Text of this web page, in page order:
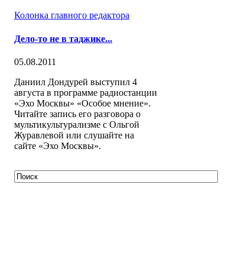
Колонка главного редактора
Дело-то не в таджике...
05.08.2011
Даниил Дондурей выступил 4
августа в программе радиостанции
«Эхо Москвы» «Особое мнение».
Читайте запись его разговора о
мультикультурализме с Ольгой
Журавлевой или слушайте на
сайте «Эхо Москвы».